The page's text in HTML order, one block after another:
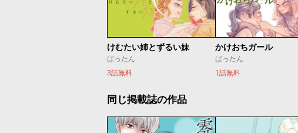
けむたい姉とずるい妹
ばったん
3話無料
かけおちガール
ばったん
1話無料
同じ掲載誌の作品